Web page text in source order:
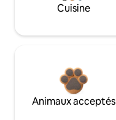
Cuisine
Animaux acceptés